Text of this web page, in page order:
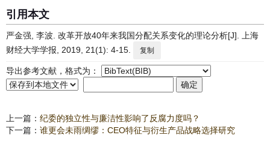
引用本文
严金强, 李波. 改革开放40年来我国分配关系变化的理论分析[J]. 上海
财经大学学报, 2019, 21(1): 4-15.
复制
导出参考文献，格式为：
上一篇： 纪委的独立性与廉洁性影响了反腐力度吗？
下一篇： 谁更会未雨绸缪：CEO特征与衍生产品战略选择研究